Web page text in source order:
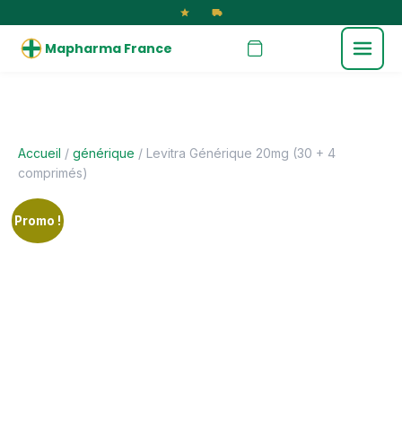
Mapharma France
Accueil / générique / Levitra Générique 20mg (30 + 4
comprimés)
Promo !